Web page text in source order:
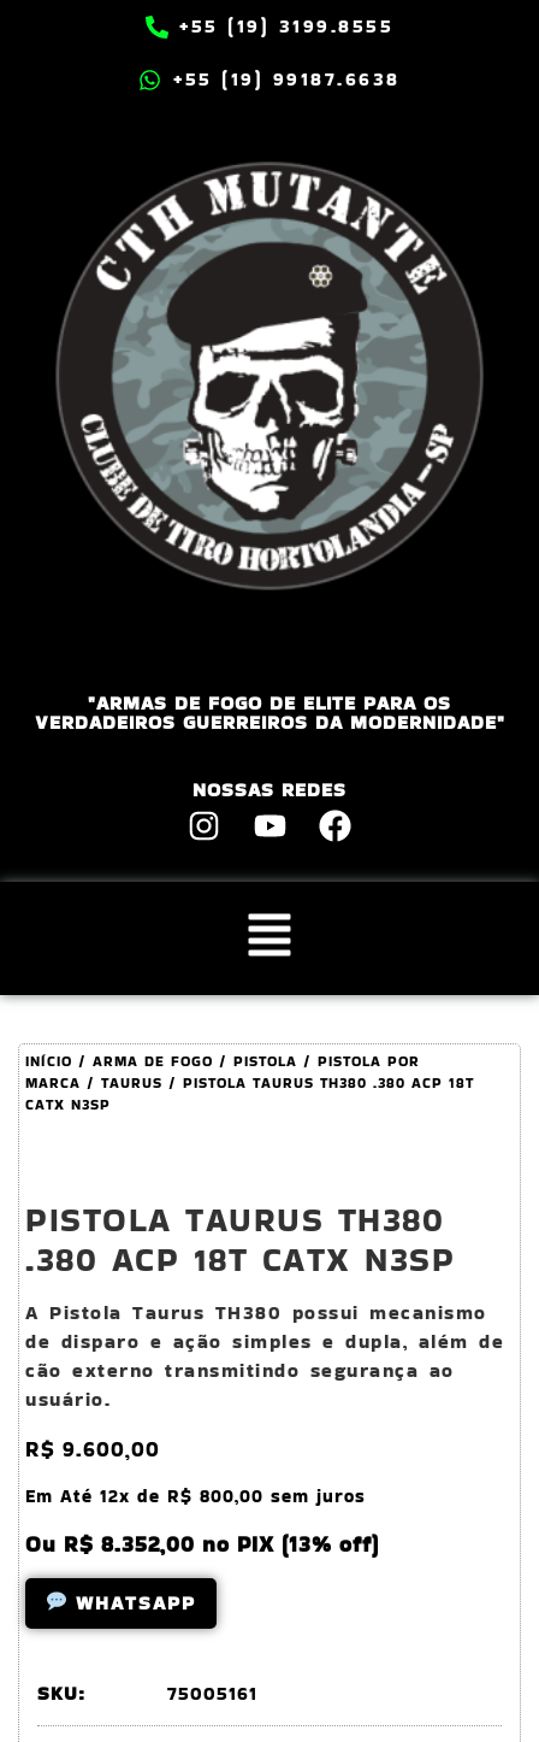
+55 (19) 3199.8555
+55 (19) 99187.6638
"ARMAS DE FOGO DE ELITE PARA OS
VERDADEIROS GUERREIROS DA MODERNIDADE"
NOSSAS REDES
INÍCIO / ARMA DE FOGO / PISTOLA / PISTOLA POR
MARCA / TAURUS / PISTOLA TAURUS TH380 .380 ACP 18T
CATX N3SP
PISTOLA TAURUS TH380
.380 ACP 18T CATX N3SP
A Pistola Taurus TH380 possui mecanismo
de disparo e ação simples e dupla, além de
cão externo transmitindo segurança ao
usuário.
R$ 9.600,00
Em Até 12x de R$ 800,00 sem juros
Ou R$ 8.352,00 no PIX (13% off)
WHATSAPP
SKU: 75005161